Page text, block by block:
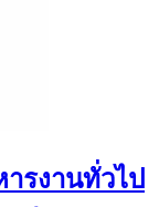
รงานทั่วไป